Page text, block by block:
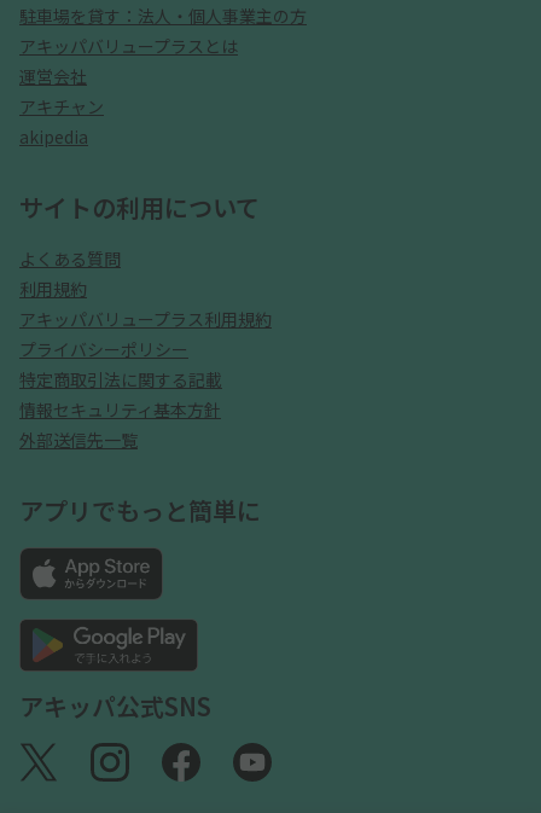
駐車場を貸す：法人・個人事業主の方
アキッパバリュープラスとは
運営会社
アキチャン
akipedia
サイトの利用について
よくある質問
利用規約
アキッパバリュープラス利用規約
プライバシーポリシー
特定商取引法に関する記載
情報セキュリティ基本方針
外部送信先一覧
アプリでもっと簡単に
アキッパ公式SNS